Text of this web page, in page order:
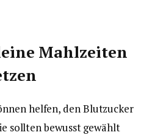
Mahlzeiten
helfen, den Blutzucker
sollten bewusst gewählt